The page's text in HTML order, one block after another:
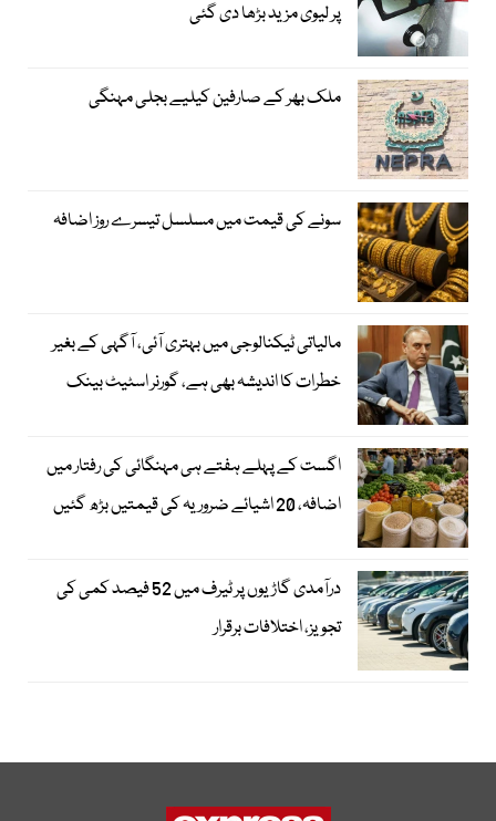
پر لیوی مزید بڑھا دی گئی
ملک بھر کے صارفین کیلیے بجلی مہنگی
سونے کی قیمت میں مسلسل تیسرے روز اضافہ
مالیاتی ٹیکنالوجی میں بہتری آئی، آگہی کے بغیر
خطرات کا اندیشہ بھی ہے، گورنر اسٹیٹ بینک
اگست کے پہلے ہفتے ہی مہنگائی کی رفتار میں
اضافہ، 20 اشیائے ضروریہ کی قیمتیں بڑھ گئیں
درآمدی گاڑیوں پر ٹیرف میں 52 فیصد کمی کی
تجویز، اختلافات برقرار